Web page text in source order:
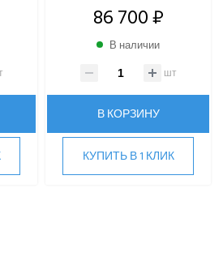
86 700 ₽
В наличии
шт
В КОРЗИНУ
КУПИТЬ В 1 КЛИК